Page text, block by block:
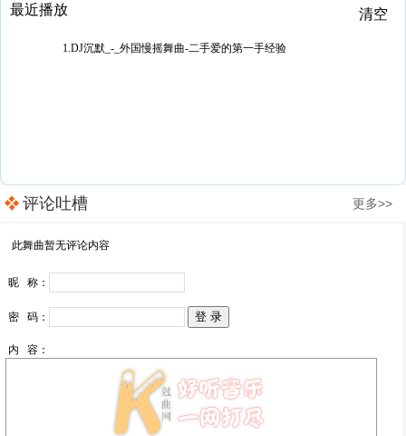
最近播放 清空
1.DJ沉默_-_外国慢摇舞曲-二手爱的第一手经验
评论吐槽 更多>>